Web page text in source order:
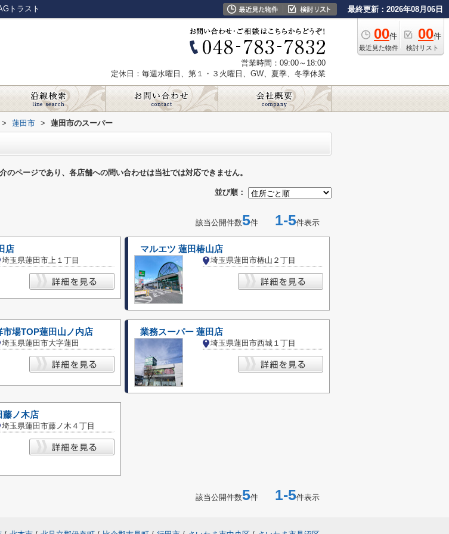
トラスト 最終更新：2026年08月06日
00件
最近見た物件
00件
検討リスト
営業時間：09:00～18:00
定休日：毎週水曜日、第１・３火曜日、GW、夏季、冬季休業
> 蓮田市 > 蓮田市のスーパー
のページであり、各店舗への問い合わせは当社では対応できません。
並び順：
該当公開件数5件 1-5件表示
店
埼玉県蓮田市上１丁目
マルエツ 蓮田椿山店
埼玉県蓮田市椿山２丁目
市場TOP蓮田山ノ内店
埼玉県蓮田市大字蓮田
業務スーパー 蓮田店
埼玉県蓮田市西城１丁目
藤ノ木店
埼玉県蓮田市藤ノ木４丁目
該当公開件数5件 1-5件表示